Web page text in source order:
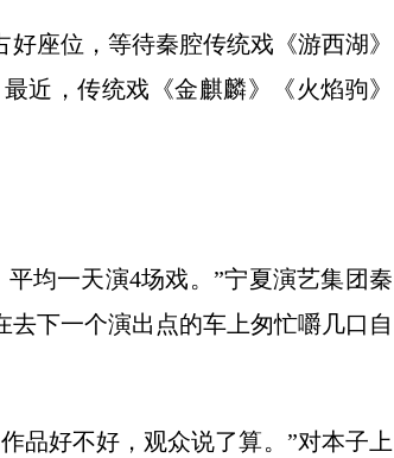
座位，等待秦腔传统戏《游西湖》
近，传统戏《金麒麟》《火焰驹》
均一天演4场戏。”宁夏演艺集团秦
下一个演出点的车上匆忙嚼几口自
好不好，观众说了算。”对本子上